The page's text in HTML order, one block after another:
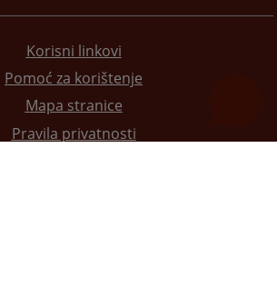
Korisni linkovi
Pomoć za korištenje
Mapa stranice
Pravila privatnosti